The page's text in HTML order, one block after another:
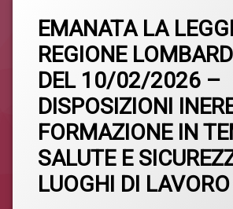
EMANATA LA
REGIONE
DEL 10/02/2026 –
DISPOSIZIONI
FORMAZIONE IN
SALUTE E
LUOGHI DI LAVORO
Formazione
Legge
Sicurezza
un
commento
su
EMANATA
LA
LEGGE
REGIONE
N.
4
DEL
10/02/2026
–